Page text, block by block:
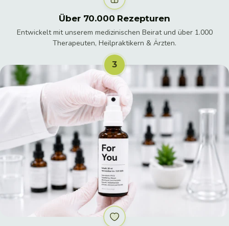
Über 70.000 Rezepturen
Entwickelt mit unserem medizinischen Beirat und über 1.000
Therapeuten, Heilpraktikern & Ärzten.
3